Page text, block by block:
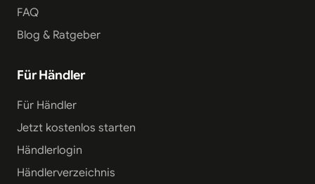
FAQ
Blog & Ratgeber
Für Händler
Für Händler
Jetzt kostenlos starten
Händlerlogin
Händlerverzeichnis